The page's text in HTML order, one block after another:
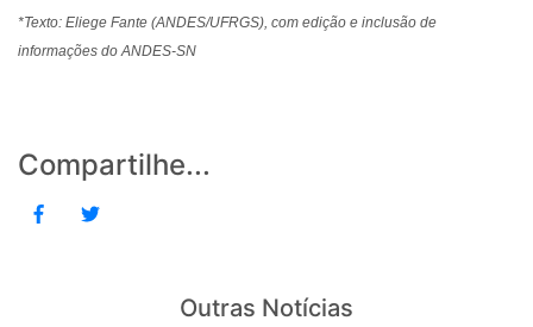
*Texto: Eliege Fante (ANDES/UFRGS), com edição e inclusão de
informações do ANDES-SN
Compartilhe...
Outras Notícias